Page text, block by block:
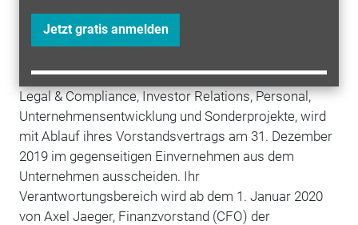
Jetzt gratis anmelden
Geschäftsleitung der Business Unit Automation &
Electrification Solutions bei Bosch Rexroth.
Karoline Kalb, Vorstandsmitglied für die Bereiche
Legal & Compliance, Investor Relations, Personal,
Unternehmensentwicklung und Sonderprojekte, wird
mit Ablauf ihres Vorstandsvertrags am 31. Dezember
2019 im gegenseitigen Einvernehmen aus dem
Unternehmen ausscheiden. Ihr
Verantwortungsbereich wird ab dem 1. Januar 2020
von Axel Jaeger, Finanzvorstand (CFO) der